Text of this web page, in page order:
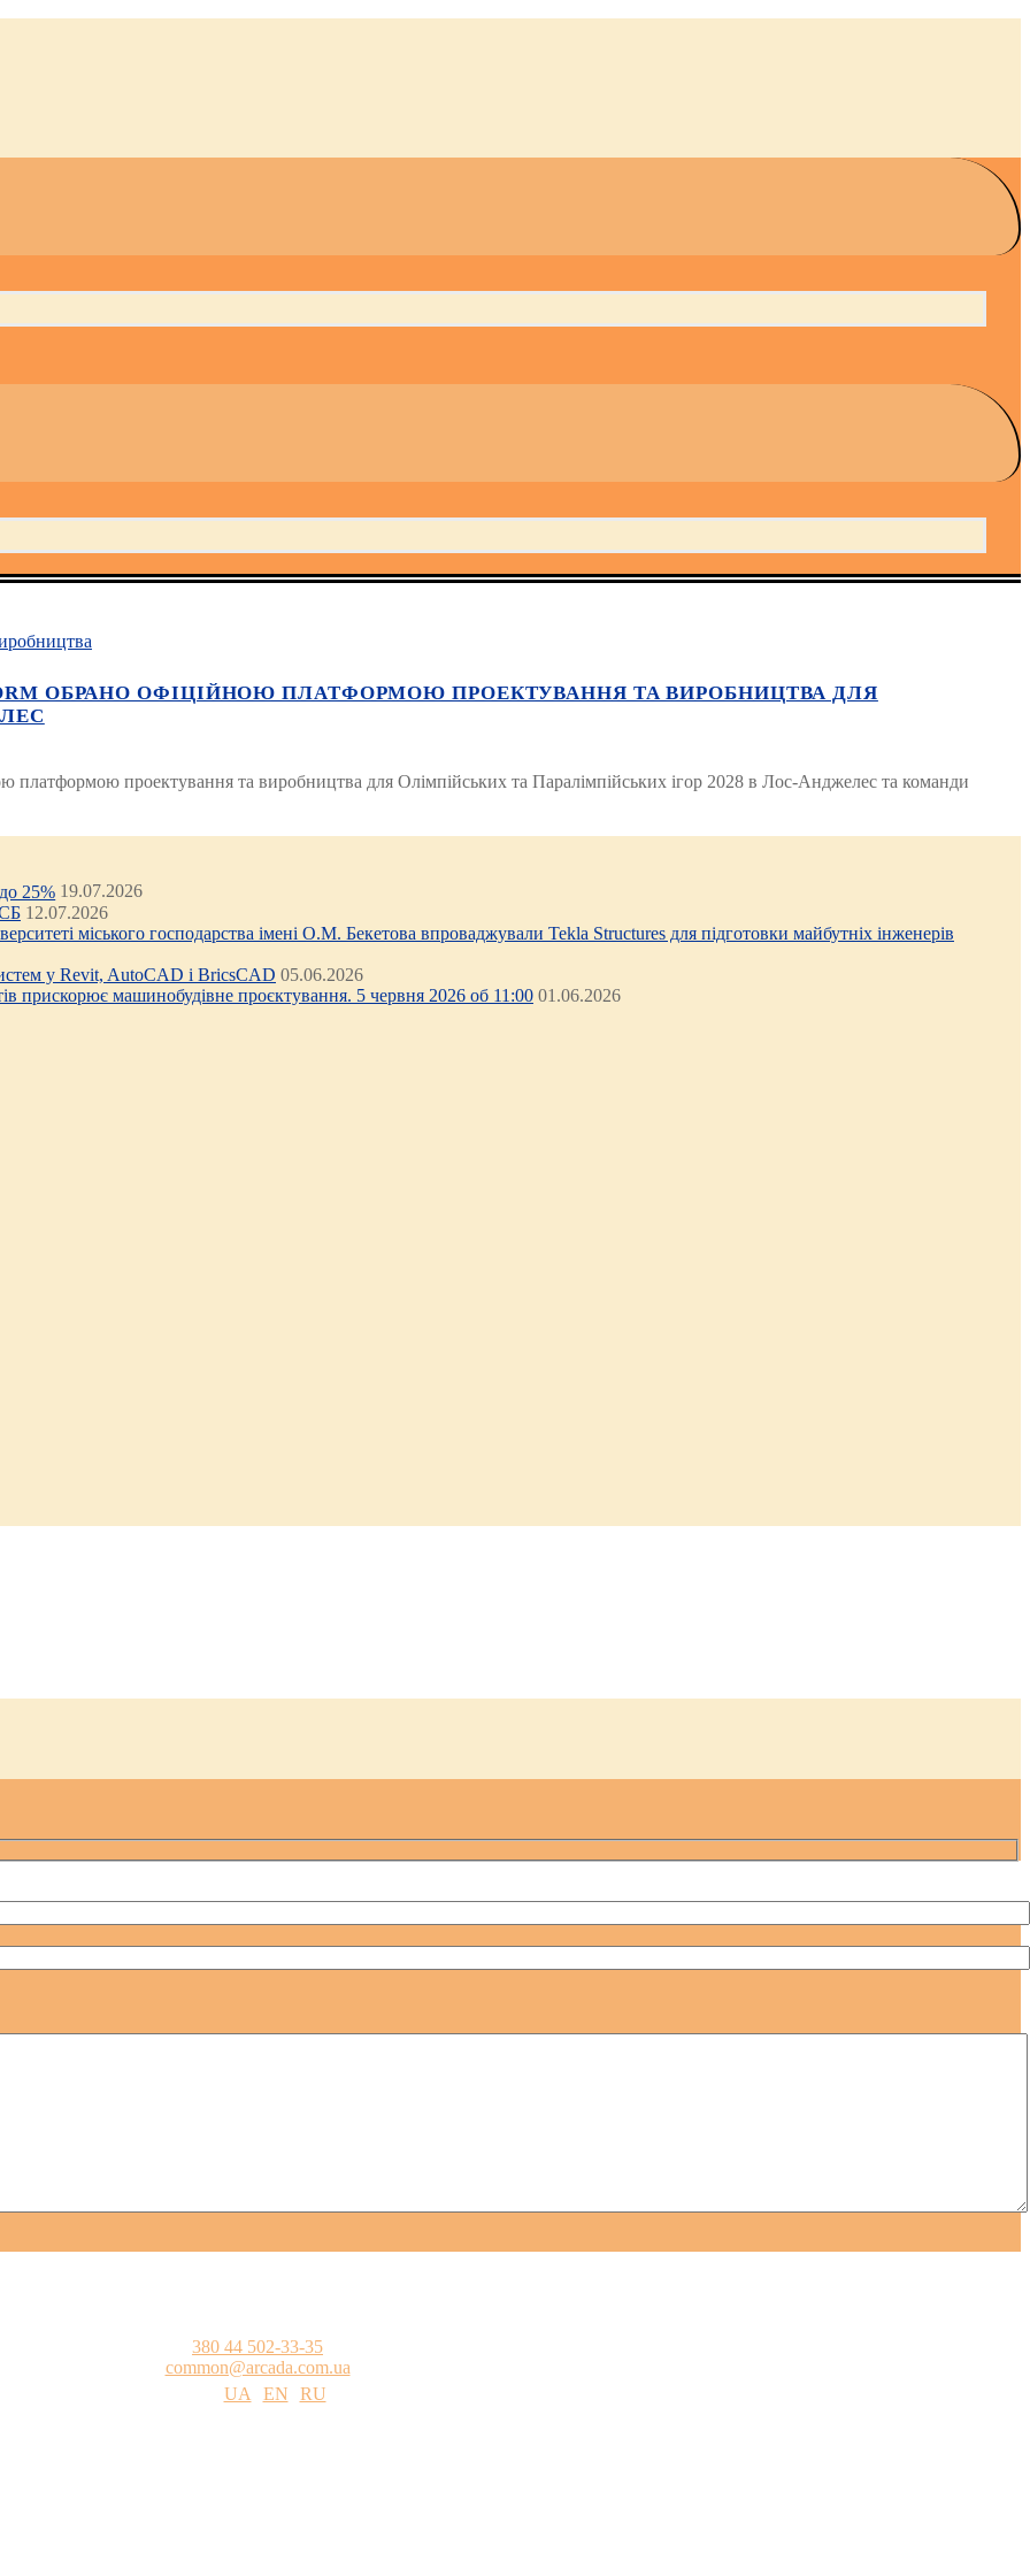
ОБРАНО ОФІЦІЙНОЮ ПЛАТФОРМОЮ ПРОЕКТУВАННЯ ТА ВИРОБНИЦТВА ДЛЯ
платформою проектування та виробництва для Олімпійських та Паралімпійських ігор 2028 в Лос-Анджелес та команди
25% 19.07.2026
12.07.2026
міського господарства імені О.М. Бекетова впроваджували Tekla Structures для підготовки майбутніх інженерів
у Revit, AutoCAD і BricsCAD 05.06.2026
прискорює машинобудівне проєктування. 5 червня 2026 об 11:00 01.06.2026
380 44 502-33-35
common@arcada.com.ua
UA
EN
RU